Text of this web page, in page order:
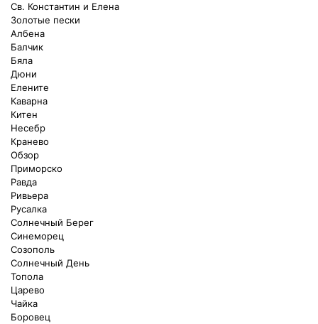
Св. Константин и Елена
Золотые пески
Албена
Балчик
Бяла
Дюни
Елените
Каварна
Китен
Несебр
Кранево
Обзор
Приморско
Равда
Ривьера
Русалка
Солнечный Берег
Синеморец
Созополь
Солнечный День
Топола
Царево
Чайка
Боровец